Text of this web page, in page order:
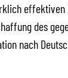
effektiven
des
nach